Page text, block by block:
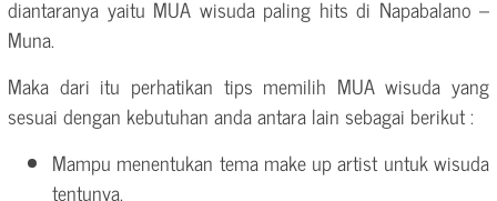
diantaranya yaitu MUA wisuda paling hits di Napabalano –
Muna.
Maka dari itu perhatikan tips memilih MUA wisuda yang
sesuai dengan kebutuhan anda antara lain sebagai berikut :
Mampu menentukan tema make up artist untuk wisuda
tentunya.